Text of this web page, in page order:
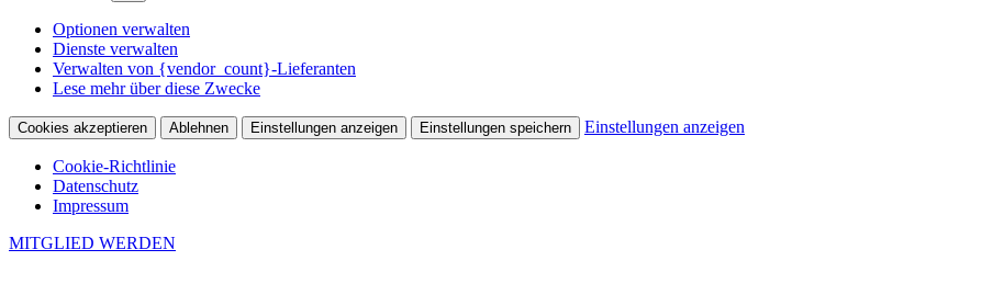
Optionen verwalten
Dienste verwalten
Verwalten von {vendor_count}-Lieferanten
Lese mehr über diese Zwecke
Cookies akzeptieren Ablehnen Einstellungen anzeigen Einstellungen speichern Einstellungen anzeigen
Cookie-Richtlinie
Datenschutz
Impressum
MITGLIED WERDEN